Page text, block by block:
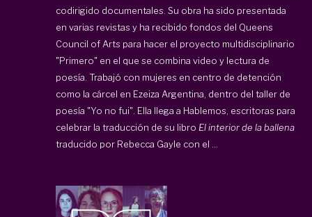
codirigido documentales. Su obra ha sido presentada
en varias revistas y ha recibido fondos del Queens
Council of Arts para hacer el proyecto multidisciplinario
"Primero" en el que se combina video y lectura de
poesía. Trabajó con mujeres en centro de detención
como la cárcel en Ezeiza Argentina, dentro del taller de
poesía "Yo no fui". Ella llega a Hablemos, escritoras para
celebrar la traducción de su libro El interior de la ballena
traducido por Rebecca Gayle con el ...